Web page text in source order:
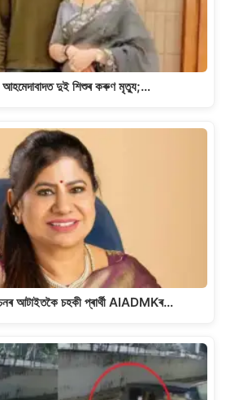
আহমেদাবাদত দুই শিশুৰ কৰুণ মৃত্যু;…
আটাইতকৈ চহকী প্ৰাৰ্থী AIADMKৰ…